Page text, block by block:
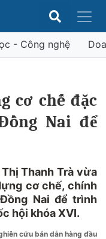
- Công nghệ
cơ chế đặc
Nai để
Thanh Trà vừa
cơ chế, chính
Nai để trình
hội khóa XVI.
cứu bán dẫn hàng đầu